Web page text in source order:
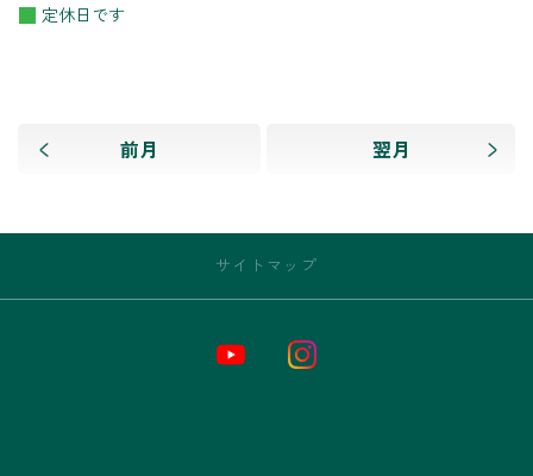
前月 翌月
定休日です
サイトマップ